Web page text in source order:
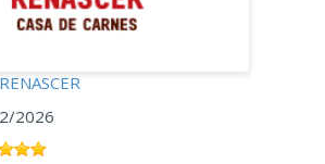
RENASCER
2026